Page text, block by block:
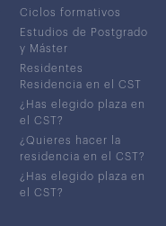
Ciclos formativos
Estudios de Postgrado
y Máster
Residentes
Residencia en el CST
¿Has elegido plaza en
el CST?
¿Quieres hacer la
residencia en el CST?
¿Has elegido plaza en
el CST?